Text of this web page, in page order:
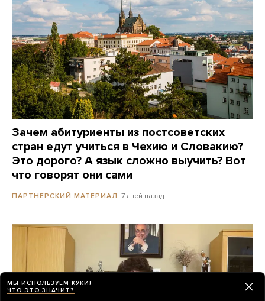
Зачем абитуриенты из постсоветских
стран едут учиться в Чехию и Словакию?
Это дорого? А язык сложно выучить? Вот
что говорят они сами
ПАРТНЕРСКИЙ МАТЕРИАЛ 7 дней назад
МЫ ИСПОЛЬЗУЕМ КУКИ!
ЧТО ЭТО ЗНАЧИТ?